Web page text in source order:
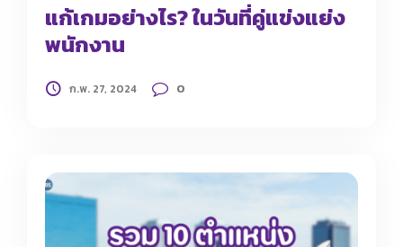
แก้เกมอย่างไร? ในวันที่คู่แข่งแย่ง
พนักงาน
ก.พ. 27, 2024 0